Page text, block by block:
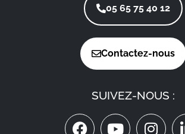
05 65 75 40 12
Contactez-nous
SUIVEZ-NOUS :